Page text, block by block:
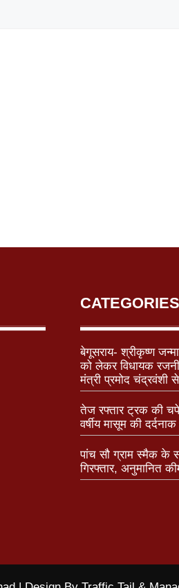
CATEGORIES
बेगूसराय- श्रीकृष्ण
को लेकर विधायक
मंत्री प्रमोद चंद्रवंशी
तेज रफ्तार ट्रक की
वर्षीय मासूम की
पांच सौ ग्राम स्मैक के
गिरफ्तार, अनुमानित